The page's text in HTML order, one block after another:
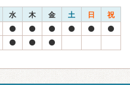
水 木 金 土 日 祝